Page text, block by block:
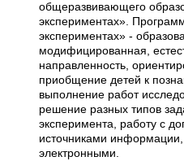
общеразвивающего
экспериментах».
экспериментах» -
модифицированная,
направленность,
приобщение детей к
выполнение работ
решение разных типов
эксперимента, работу с
источниками
электронными.